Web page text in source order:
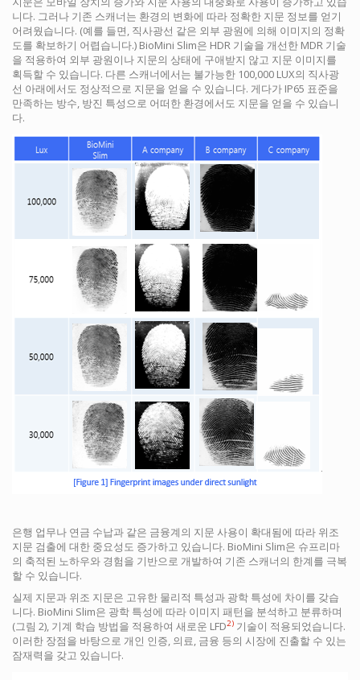
니다. 그러나 기존 스캐너는 환경의 변화에 따라 정확한 지문 정보를 얻기
어려웠습니다. (예를 들면, 직사광선 같은 외부 광원에 의해 이미지의 정확
도를 확보하기 어렵습니다.) BioMini Slim은 HDR 기술을 개선한 MDR 기술
을 적용하여 외부 광원이나 지문의 상태에 구애받지 않고 지문 이미지를
획득할 수 있습니다. 다른 스캐너에서는 불가능한 100,000 LUX의 직사광
선 아래에서도 정상적으로 지문을 얻을 수 있습니다. 게다가 IP65 표준을
만족하는 방수, 방진 특성으로 어떠한 환경에서도 지문을 얻을 수 있습니
다.
은행 업무나 연금 수납과 같은 금융계의 지문 사용이 확대됨에 따라 위조
지문 검출에 대한 중요성도 증가하고 있습니다. BioMini Slim은 슈프리마
의 축적된 노하우와 경험을 기반으로 개발하여 기존 스캐너의 한계를 극복
할 수 있습니다.
실제 지문과 위조 지문은 고유한 물리적 특성과 광학 특성에 차이를 갖습
니다. BioMini Slim은 광학 특성에 따라 이미지 패턴을 분석하고 분류하며
(그림 2), 기계 학습 방법을 적용하여 새로운 LFD2) 기술이 적용되었습니다.
이러한 장점을 바탕으로 개인 인증, 의료, 금융 등의 시장에 진출할 수 있는
잠재력을 갖고 있습니다.